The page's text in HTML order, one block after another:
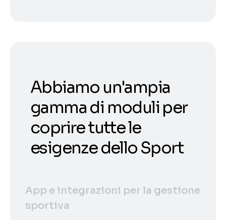
Abbiamo un'ampia
gamma di moduli per
coprire tutte le
esigenze dello Sport
App e integrazioni per la gestione
sportiva